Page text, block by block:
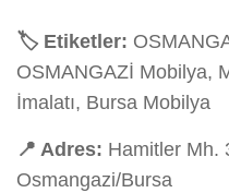
🏷️ Etiketler:
OSMANGAZİ Mobilya,
İmalatı, Bursa Mobilya
📍 Adres: Hamitler Mh.
Osmangazi/Bursa